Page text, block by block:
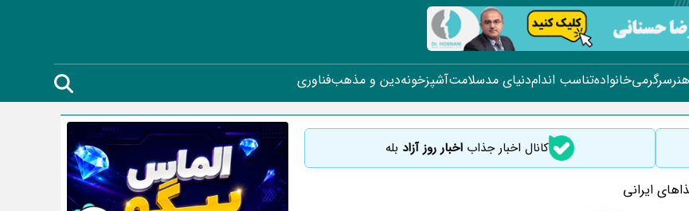
سرگرمیخانوادهتناسب اندامدنیای مدسلامتآشپزخونهدین و مذهبفناوری
کانال اخبار جذاب اخبار روز آزاد بله
ایرانی